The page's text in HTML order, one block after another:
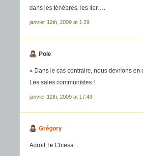
dans les ténèbres, les lier….
janvier 12th, 2009 at 1:29
Pole
« Dans le cas contraire, nous devrions en
Les sales communistes !
janvier 12th, 2009 at 17:43
Grégory
Adroit, le Chiesa…